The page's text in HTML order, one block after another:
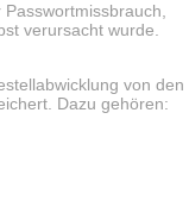
verursacht wurde.
von den
Dazu gehören: